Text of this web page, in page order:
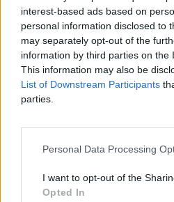
interest-based ads based on
personal information disclosed to
may separately opt-out of the
information by third parties on the
This information may also be
List of Downstream Participants
parties.
Personal Data Processing
I want to opt-out of the
Opted In
Świrskiego. Chodzi o
Rzeszowska prokuratura
– byłego prezesa Krajowej Rady